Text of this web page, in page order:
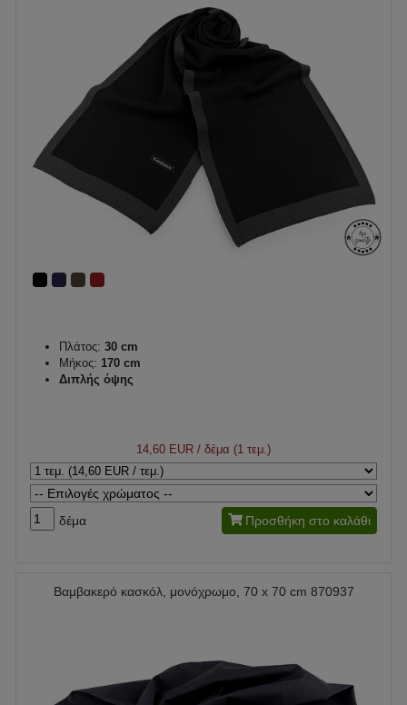
Πλάτος: 30 cm
Μήκος: 170 cm
Διπλής όψης
14,60 EUR / δέμα (1 τεμ.)
δέμα Προσθήκη στο καλάθι
Βαμβακερό κασκόλ, μονόχρωμο, 70 x 70 cm 870937